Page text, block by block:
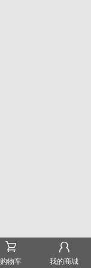
󰂟
购物车
󰂢
我的商城